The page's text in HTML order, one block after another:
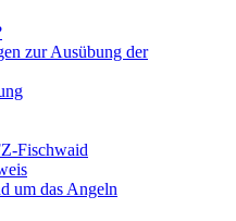
zur Ausübung der
Fischwaid
um das Angeln